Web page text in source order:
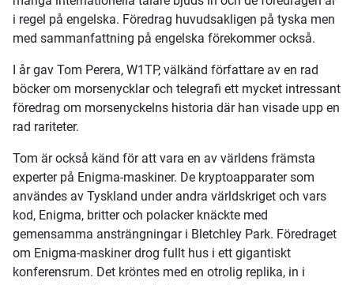
i regel på engelska. Föredrag huvudsakligen på tyska men
med sammanfattning på engelska förekommer också.
I år gav Tom Perera, W1TP, välkänd författare av en rad
böcker om morsenycklar och telegrafi ett mycket intressant
föredrag om morsenyckelns historia där han visade upp en
rad rariteter.
Tom är också känd för att vara en av världens främsta
experter på Enigma-maskiner. De kryptoapparater som
användes av Tyskland under andra världskriget och vars
kod, Enigma, britter och polacker knäckte med
gemensamma ansträngningar i Bletchley Park. Föredraget
om Enigma-maskiner drog fullt hus i ett gigantiskt
konferensrum. Det kröntes med en otrolig replika, in i